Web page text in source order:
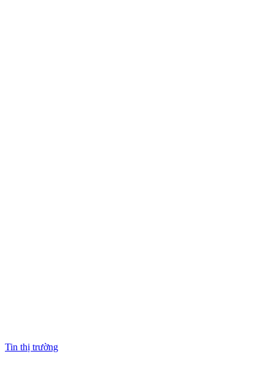
Tin thị trường